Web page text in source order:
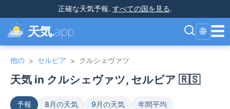
正確な天気予報. すべての国を見る.
天気.app 🌐 ☰
他の > セルビア > クルシェヴァツ
天気 in クルシェヴァツ, セルビア 🇷🇸
予報 8月の天気 9月の天気
年間平均